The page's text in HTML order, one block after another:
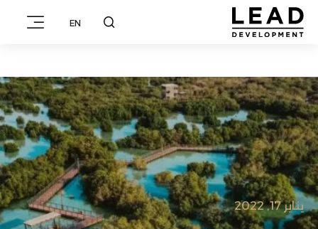
EN
يناير 17, 2022